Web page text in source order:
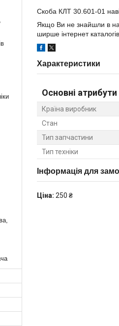
Скоба КЛТ 30.601-01
Якщо Ви не знайшли в
ширше інтернет каталогів.
Характеристики
Основні атрибути
Країна виробник
Стан
Тип запчастини
Тип техніки
Інформація для
Ціна: 250 ₴